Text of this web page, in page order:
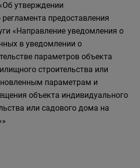
утверждении
предоставления
«Направление уведомления о
в уведомлении о
параметров объекта
строительства или
параметрам и
объекта индивидуального
или садового дома на